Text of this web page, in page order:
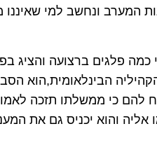
כמה פלגים ברצועה והציג
הבינלאומית,הוא
להם כי ממשלתו תזכה
אליה והוא יכניס גם את